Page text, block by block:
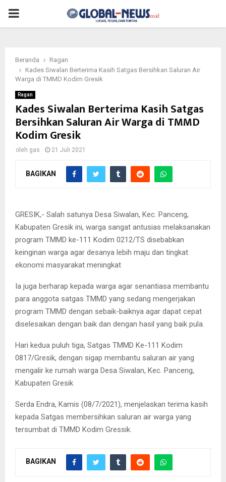
PRIMARY
Beranda
Ragan
Kades Siwalan Berterima Kasih Satgas Bersihkan Saluran Air
Warga di TMMD Kodim Gresik
Ragan
Kades Siwalan Berterima Kasih Satgas
Bersihkan Saluran Air Warga di TMMD
Kodim Gresik
oleh gas 21 Juli 2021
BAGIKAN
GRESIK,- Salah satunya Desa Siwalan, Kec. Panceng,
Kabupaten Gresik ini, warga sangat antusias melaksanakan
program TMMD ke-111 Kodim 0212/TS disebabkan
keinginan warga agar desanya lebih maju dan tingkat
ekonomi masyarakat meningkat
Ia juga berharap kepada warga agar senantiasa membantu
para anggota satgas TMMD yang sedang mengerjakan
program TMMD dengan sebaik-baiknya agar dapat cepat
diselesaikan dengan baik dan dengan hasil yang baik pula.
Hari kedua puluh tiga, Satgas TMMD Ke-111 Kodim
0817/Gresik, dengan sigap membantu saluran air yang
mengalir ke rumah warga Desa Siwalan, Kec. Panceng,
Kabupaten Gresik
Serda Endra, Kamis (08/7/2021), menjelaskan terima kasih
kepada Satgas membersihkan saluran air warga yang
tersumbat di TMMD Kodim Gressik.
BAGIKAN